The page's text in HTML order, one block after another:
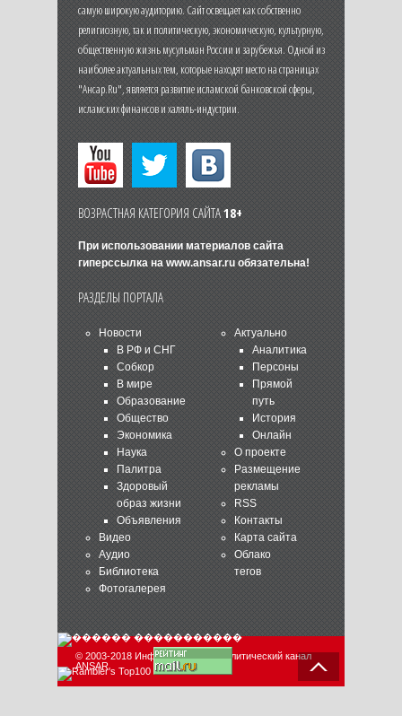
самую широкую аудиторию. Сайт освещает как собственно
религиозную, так и политическую, экономическую, культурную,
общественную жизнь мусульман России и зарубежья. Одной из
наиболее актуальных тем, которые находят место на страницах
"Ансар.Ru", является развитие исламской банковской сферы,
исламских финансов и халяль-индустрии.
ВОЗРАСТНАЯ КАТЕГОРИЯ САЙТА18+
При использовании материалов сайта
гиперссылка на www.ansar.ruобязательна!
РАЗДЕЛЫ ПОРТАЛА
Новости
В РФ и СНГ
Собкор
В мире
Образование
Общество
Экономика
Наука
Палитра
Здоровый
образ жизни
Объявления
Видео
Аудио
Библиотека
Фотогалерея
Актуально
Аналитика
Персоны
Прямой
путь
История
Онлайн
О проекте
Размещение
рекламы
RSS
Контакты
Карта сайта
Облако
тегов
© 2003-2018 Информационно-аналитический канал
ANSAR